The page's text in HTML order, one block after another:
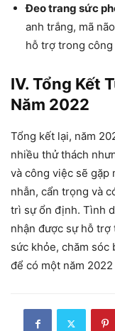
Đeo trang sức
anh trắng, mã
hỗ trợ trong công
IV. Tổng Kết
Năm 2022
Tổng kết lại, năm
nhiều thử thách
và công việc sẽ gặp
nhẫn, cẩn trọng và
trì sự ổn định. Tình
nhận được sự hỗ trợ
sức khỏe, chăm sóc
để có một năm